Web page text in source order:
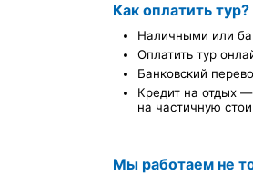
Как оплатить тур?
Наличными или
Оплатить тур
Банковский
Кредит на отдых
на частичную
Мы работаем не